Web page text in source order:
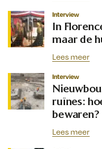
Interview
In
maar de
Lees meer
Interview
ruïnes:
bewaren?
Lees meer